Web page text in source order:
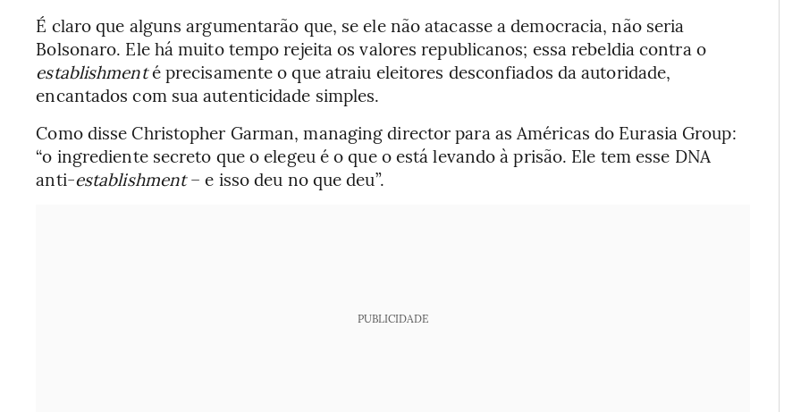
É claro que alguns argumentarão que, se ele não atacasse a democracia, não seria
Bolsonaro. Ele há muito tempo rejeita os valores republicanos; essa rebeldia contra o
establishmenté precisamente o que atraiu eleitores desconfiados da autoridade,
encantados com sua autenticidade simples.
Como disse Christopher Garman, managing director para as Américas do Eurasia Group:
“o ingrediente secreto que o elegeu é o que o está levando à prisão. Ele tem esse DNA
anti-establishment– e isso deu no que deu”.
PUBLICIDADE